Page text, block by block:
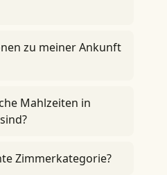
zu meiner Ankunft
Mahlzeiten in
Zimmerkategorie?